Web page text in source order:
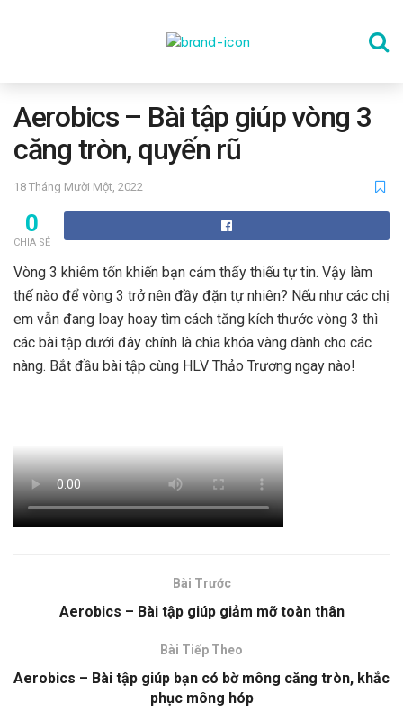
THỂ DỤC
DINH DƯỠNG
SỨC KHỎE TINH THẦN
CÔNG NGHỆ
Aerobics – Bài tập giúp vòng 3
căng tròn, quyến rũ
18 Tháng Mười Một, 2022
0
CHIA SẺ
Vòng 3 khiêm tốn khiến bạn cảm thấy thiếu tự tin. Vậy làm
thế nào để vòng 3 trở nên đầy đặn tự nhiên? Nếu như các chị
em vẫn đang loay hoay tìm cách tăng kích thước vòng 3 thì
các bài tập dưới đây chính là chìa khóa vàng dành cho các
nàng. Bắt đầu bài tập cùng HLV Thảo Trương ngay nào!
Bài Trước
Aerobics – Bài tập giúp giảm mỡ toàn thân
Bài Tiếp Theo
Aerobics – Bài tập giúp bạn có bờ mông căng tròn, khắc
phục mông hóp